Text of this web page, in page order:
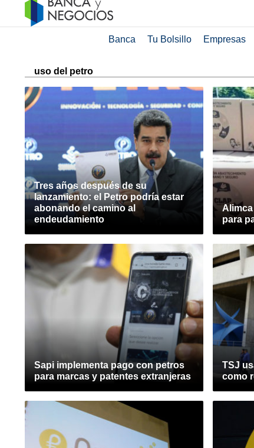
Banca Tu Bolsillo Empresas
uso del petro
Tres años después de su
lanzamiento: el Petro podría estar
abonando el camino al
endeudamiento
para
Sapi implementa pago con petros
para marcas y patentes extranjeras
TSJ
como